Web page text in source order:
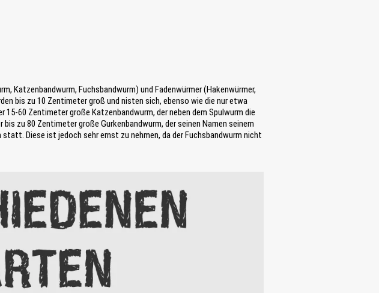
Katzenbandwurm, Fuchsbandwurm) und Fadenwürmer (Hakenwürmer,
bis zu 10 Zentimeter groß und nisten sich, ebenso wie die nur etwa
60 Zentimeter große Katzenbandwurm, der neben dem Spulwurm die
zu 80 Zentimeter große Gurkenbandwurm, der seinen Namen seinem
Diese ist jedoch sehr ernst zu nehmen, da der Fuchsbandwurm nicht